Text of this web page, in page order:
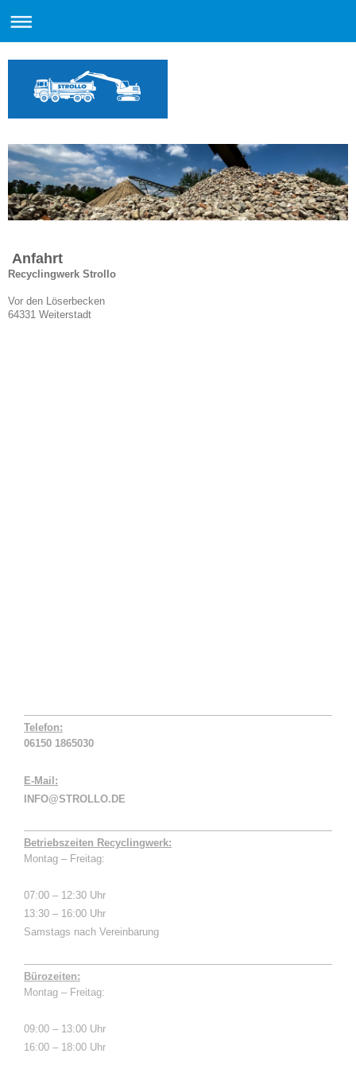
Anfahrt
Recyclingwerk Strollo
Vor den Löserbecken
64331 Weiterstadt
Telefon:
06150 1865030
E-Mail:
INFO@STROLLO.DE
Betriebszeiten Recyclingwerk:
Montag – Freitag:
07:00 – 12:30 Uhr
13:30 – 16:00 Uhr
Samstags nach Vereinbarung
Bürozeiten:
Montag – Freitag:
09:00 – 13:00 Uhr
16:00 – 18:00 Uhr